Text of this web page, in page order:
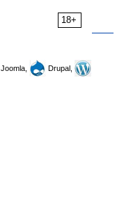
18+
Joomla,
Drupal,